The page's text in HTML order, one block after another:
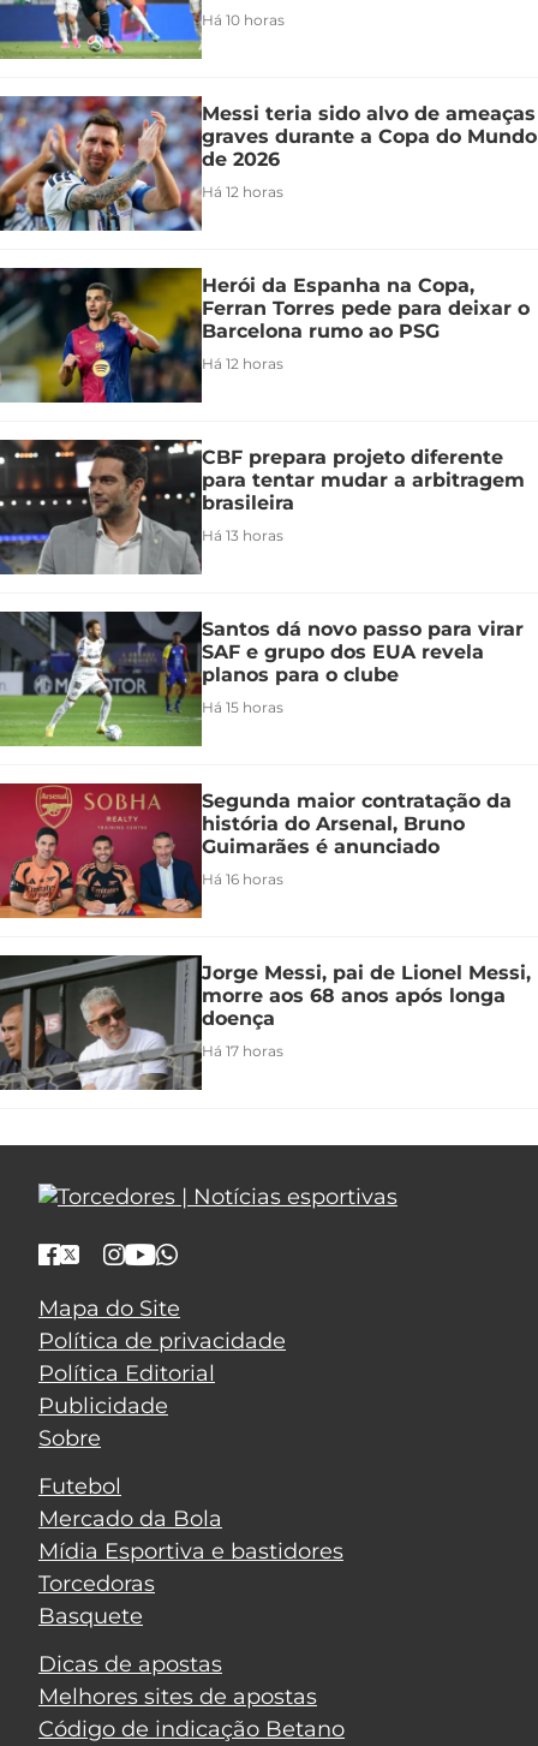
Há 10 horas
Messi teria sido alvo de ameaças
graves durante a Copa do Mundo
de 2026
Há 12 horas
Herói da Espanha na Copa,
Ferran Torres pede para deixar o
Barcelona rumo ao PSG
Há 12 horas
CBF prepara projeto diferente
para tentar mudar a arbitragem
brasileira
Há 13 horas
Santos dá novo passo para virar
SAF e grupo dos EUA revela
planos para o clube
Há 15 horas
Segunda maior contratação da
história do Arsenal, Bruno
Guimarães é anunciado
Há 16 horas
Jorge Messi, pai de Lionel Messi,
morre aos 68 anos após longa
doença
Há 17 horas
Mapa do Site
Política de privacidade
Política Editorial
Publicidade
Sobre
Futebol
Mercado da Bola
Mídia Esportiva e bastidores
Torcedoras
Basquete
Dicas de apostas
Melhores sites de apostas
Código de indicação Betano